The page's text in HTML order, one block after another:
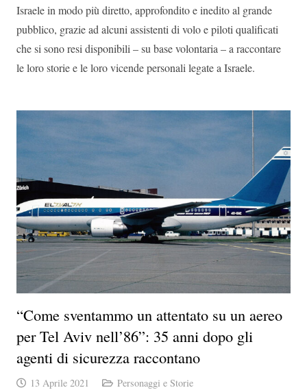
Israele in modo più diretto, approfondito e inedito al grande
pubblico, grazie ad alcuni assistenti di volo e piloti qualificati
che si sono resi disponibili – su base volontaria – a raccontare
le loro storie e le loro vicende personali legate a Israele.
“Come sventammo un attentato su un aereo
per Tel Aviv nell’86”: 35 anni dopo gli
agenti di sicurezza raccontano
13 Aprile 2021 Personaggi e Storie